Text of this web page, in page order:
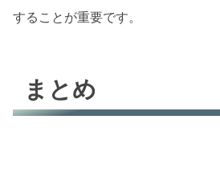
することが重要です。
まとめ